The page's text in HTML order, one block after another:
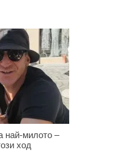
най-милото –
ход